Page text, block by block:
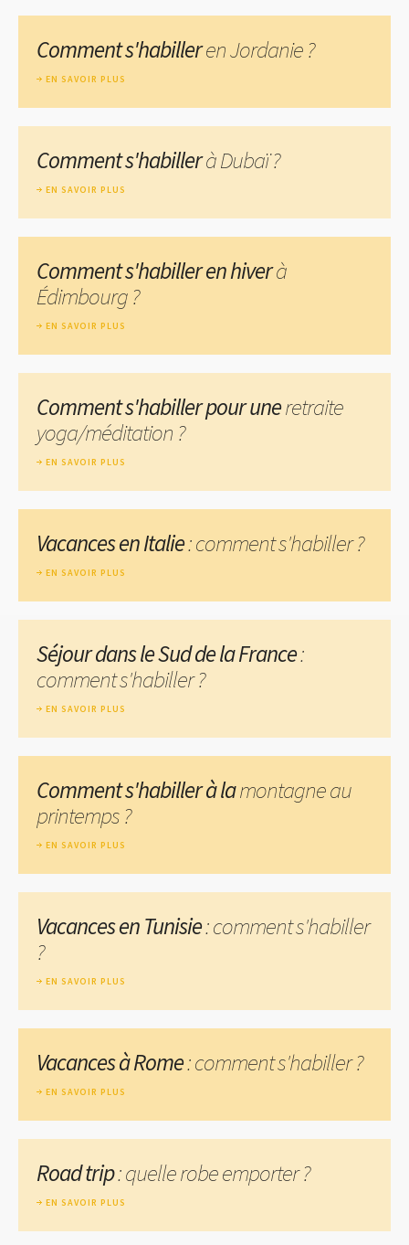
Comment s'habilleren Jordanie ?
EN SAVOIR PLUS
Comment s'habillerà Dubaï ?
EN SAVOIR PLUS
Comment s'habiller en hiverà
Édimbourg ?
EN SAVOIR PLUS
Comment s'habiller pour uneretraite
yoga/méditation ?
EN SAVOIR PLUS
Vacances en Italie: comment s'habiller ?
EN SAVOIR PLUS
Séjour dans le Sud de la France:
comment s'habiller ?
EN SAVOIR PLUS
Comment s'habiller à lamontagne au
printemps ?
EN SAVOIR PLUS
Vacances en Tunisie: comment s'habiller
?
EN SAVOIR PLUS
Vacances à Rome: comment s'habiller ?
EN SAVOIR PLUS
Road trip: quelle robe emporter ?
EN SAVOIR PLUS